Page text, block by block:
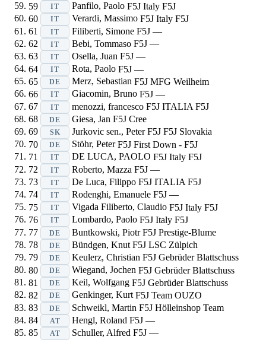
59
IT Panfilo, Paolo F5J Italy F5J
60
IT Verardi, Massimo F5J Italy F5J
61
IT Filiberti, Simone F5J —
62
IT Bebi, Tommaso F5J —
63
IT Osella, Juan F5J —
64
IT Rota, Paolo F5J —
65
DE Merz, Sebastian F5J MFG Weilheim
66
IT Giacomin, Bruno F5J —
67
IT menozzi, francesco F5J ITALIA F5J
68
DE Giesa, Jan F5J Cree
69
SK Jurkovic sen., Peter F5J F5J Slovakia
70
DE Stöhr, Peter F5J First Down - F5J
71
IT DE LUCA, PAOLO F5J Italy F5J
72
IT Roberto, Mazza F5J —
73
IT De Luca, Filippo F5J ITALIA F5J
74
IT Rodenghi, Emanuele F5J —
75
IT Vigada Filiberto, Claudio F5J Italy F5J
76
IT Lombardo, Paolo F5J Italy F5J
77
DE Buntkowski, Piotr F5J Prestige-Blume
78
DE Bündgen, Knut F5J LSC Zülpich
79
DE Keulerz, Christian F5J Gebrüder Blattschuss
80
DE Wiegand, Jochen F5J Gebrüder Blattschuss
81
DE Keil, Wolfgang F5J Gebrüder Blattschuss
82
DE Genkinger, Kurt F5J Team OUZO
83
DE Schweikl, Martin F5J Hölleinshop Team
84
AT Hengl, Roland F5J —
85
AT Schuller, Alfred F5J —